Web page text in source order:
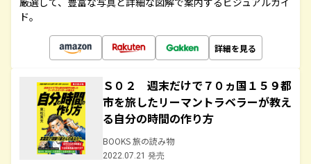
ド。
詳細を見る
Ｓ０２ 週末だけで７０ヵ国１５９都
市を旅したリーマントラベラーが教え
る自分の時間の作り方
BOOKS 旅の読み物
2022.07.21 発売